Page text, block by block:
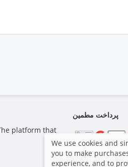
platform that
پرداخت مطمین
We use cookies and
you to make
experience, and to